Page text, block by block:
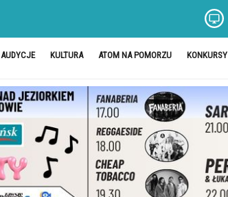
AUDYCJE KULTURA ATOM NA POMORZU KONKURSY